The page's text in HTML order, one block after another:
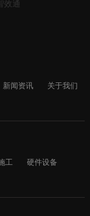
新闻资讯
关于我们
工
硬件设备